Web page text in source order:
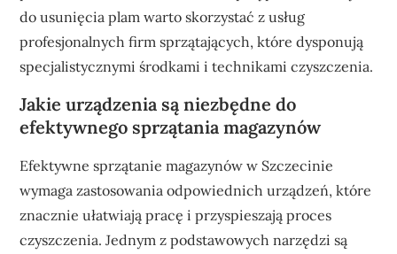
do usunięcia plam warto skorzystać z usług
profesjonalnych firm sprzątających, które dysponują
specjalistycznymi środkami i technikami czyszczenia.
Jakie urządzenia są niezbędne do
efektywnego sprzątania magazynów
Efektywne sprzątanie magazynów w Szczecinie
wymaga zastosowania odpowiednich urządzeń, które
znacznie ułatwiają pracę i przyspieszają proces
czyszczenia. Jednym z podstawowych narzędzi są